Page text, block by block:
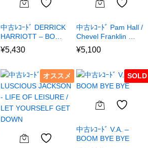
中古ﾚｺｰﾄﾞ DERRICK
HARRIOTT – BO…
¥5,430
中古ﾚｺｰﾄﾞ Pam Hall /
Chevel Franklin …
¥5,100
オススメ SOLD
中古ﾚｺｰﾄﾞ V.A. –
BOOM BYE BYE